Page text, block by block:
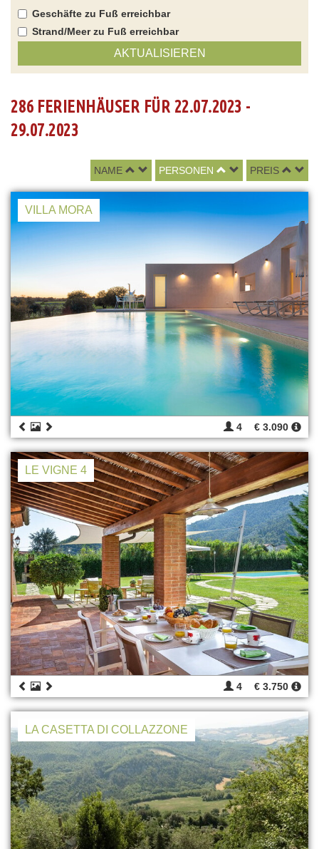
Geschäfte zu Fuß erreichbar
Strand/Meer zu Fuß erreichbar
AKTUALISIEREN
286 FERIENHÄUSER FÜR 22.07.2023 -
29.07.2023
NAME PERSONEN PREIS
VILLA MORA
4 € 3.090
LE VIGNE 4
4 € 3.750
LA CASETTA DI COLLAZZONE